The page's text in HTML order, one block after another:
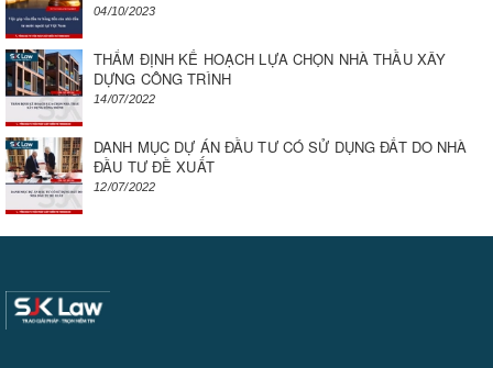
04/10/2023
THẨM ĐỊNH KẾ HOẠCH LỰA CHỌN NHÀ THẦU XÂY
DỰNG CÔNG TRÌNH
14/07/2022
DANH MỤC DỰ ÁN ĐẦU TƯ CÓ SỬ DỤNG ĐẤT DO NHÀ
ĐẦU TƯ ĐỀ XUẤT
12/07/2022